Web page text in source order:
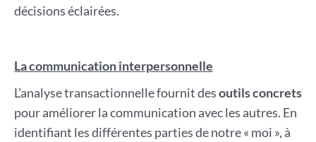
décisions éclairées.
La communication interpersonnelle
L’analyse transactionnelle fournit desoutils concrets
pour améliorer la communication avec les autres. En
identifiant les différentes parties de notre « moi », à